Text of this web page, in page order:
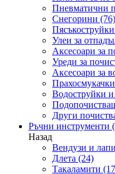
Пневматични
Снегорини (76)
Пясъкоструйки
Улеи за
Аксесоари за
Уреди за
Аксесоари за
Водоструйки
Други
Ръчни инструменти
Назад
Вендузи и лапи
Длета (24)
Такаламити